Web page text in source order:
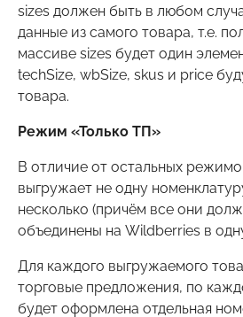
sizes должен быть в любом
данные из самого товара, т.е.
массиве sizes будет один
techSize, wbSize, skus и price
товара.
Режим «Только ТП»
В отличие от остальных
выгружает не одну
несколько (причём все они
объединены на Wildberries в
Для каждого выгружаемого
торговые предложения, по
будет оформлена отдельная